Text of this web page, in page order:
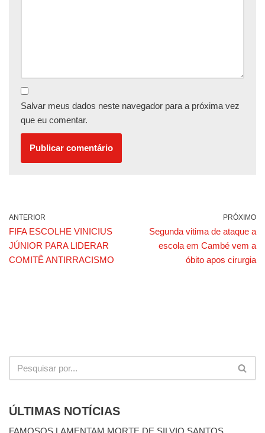
Salvar meus dados neste navegador para a próxima vez
que eu comentar.
ANTERIOR
FIFA ESCOLHE VINICIUS
JÚNIOR PARA LIDERAR
COMITÊ ANTIRRACISMO
PRÓXIMO
Segunda vitima de ataque a
escola em Cambé vem a
óbito apos cirurgia
ÚLTIMAS NOTÍCIAS